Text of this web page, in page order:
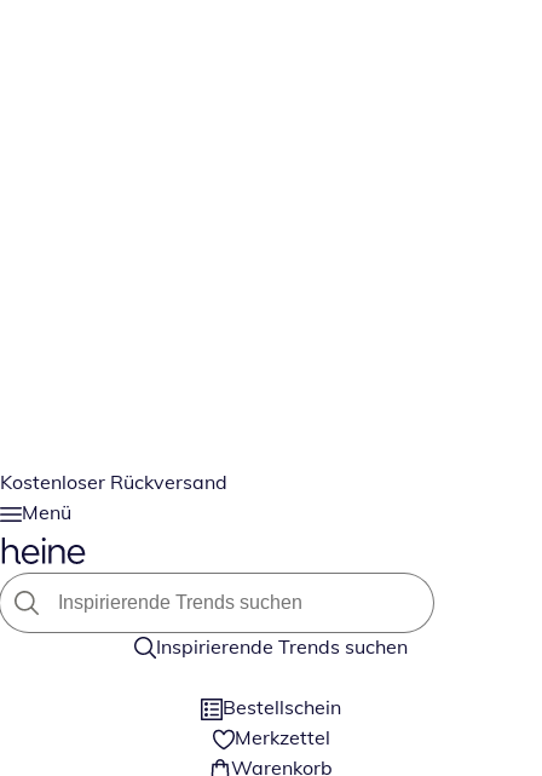
Kostenloser Rückversand
Menü
Inspirierende Trends suchen
Bestellschein
Merkzettel
Warenkorb